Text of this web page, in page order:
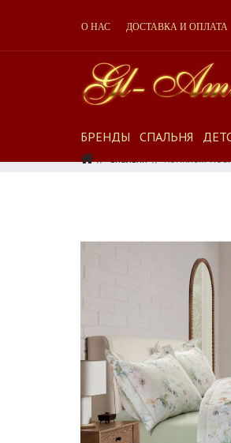
О НАС ДОСТАВКА И ОПЛАТА
БРЕНДЫ СПАЛЬНЯ
Спальня Комплект